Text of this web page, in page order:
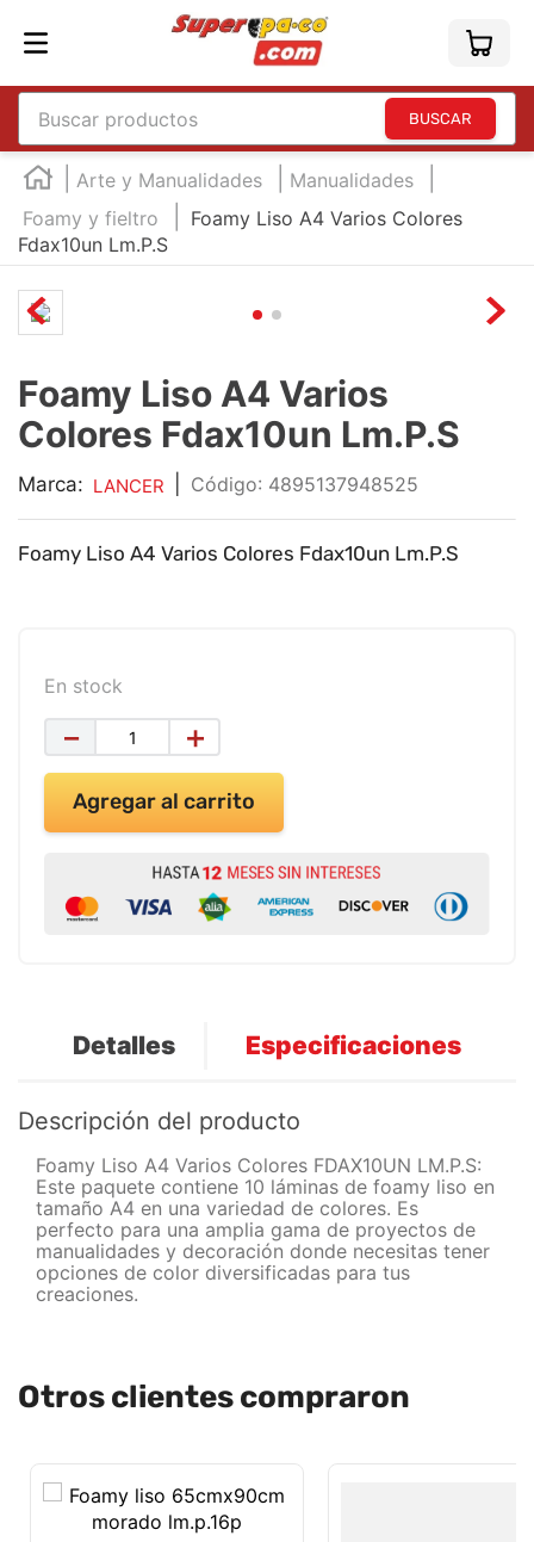
Buscar productos
Arte y Manualidades
Manualidades
Foamy y fieltro
Foamy Liso A4 Varios Colores
Fdax10un Lm.P.S
Foamy Liso A4 Varios
Colores Fdax10un Lm.P.S
Marca: LANCER : 4895137948525
Foamy Liso A4 Varios Colores Fdax10un Lm.P.S
En stock
＋
－
Agregar al carrito
Detalles Especificaciones
Descripción del producto
Foamy Liso A4 Varios Colores FDAX10UN LM.P.S:
Este paquete contiene 10 láminas de foamy liso en
tamaño A4 en una variedad de colores. Es
perfecto para una amplia gama de proyectos de
manualidades y decoración donde necesitas tener
opciones de color diversificadas para tus
creaciones.
Otros clientes compraron
TÉRMINOS MÁS BUSCADOS
england
2.
marcador e300
3.
4.
6.
marcadores
8.
teclado
impresora